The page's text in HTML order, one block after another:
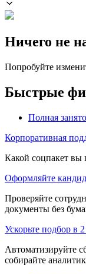
Ничего не
Попробуйте
Быстрые
Полная
Корпоративная
Какой соцпакет вы
Оформляйте
Проверяйте
документы без
Ускорьте подбор в
Автоматизируйте
собирайте